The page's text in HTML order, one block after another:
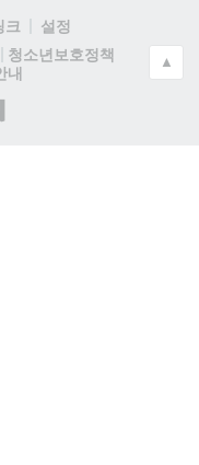
크
설정
청소년보호정책
내
▲